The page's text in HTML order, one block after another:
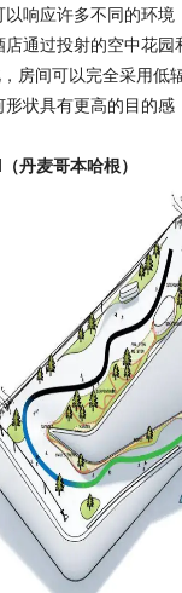
响应许多不同的环境
通过投射的空中花
房间可以完全采用低
状具有更高的目的
丹麦哥本哈根）